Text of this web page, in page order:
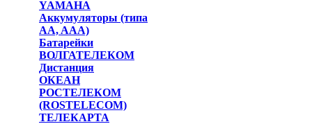
YAMAHA
Аккумуляторы (типа
AA, AAA)
Батарейки
ВОЛГАТЕЛЕКОМ
Дистанция
ОКЕАН
РОСТЕЛЕКОМ
(ROSTELECOM)
ТЕЛЕКАРТА